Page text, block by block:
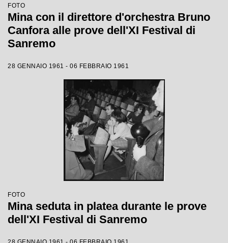
FOTO
Mina con il direttore d'orchestra Bruno
Canfora alle prove dell'XI Festival di
Sanremo
28 GENNAIO 1961 - 06 FEBBRAIO 1961
FOTO
Mina seduta in platea durante le prove
dell'XI Festival di Sanremo